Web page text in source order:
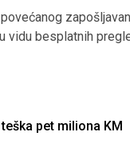
vidu besplatnih
pet miliona KM